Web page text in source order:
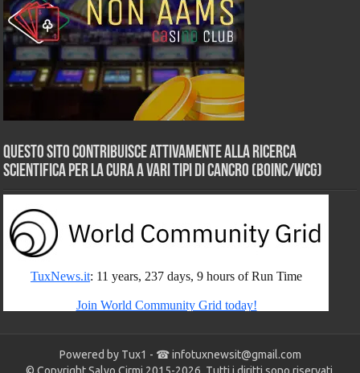
Questo sito contribuisce attivamente alla ricerca
scientifica per la cura a vari tipi di Cancro (BOINC/WCG)
Powered by Tux1 - ☎infotuxnewsit@gmail.com